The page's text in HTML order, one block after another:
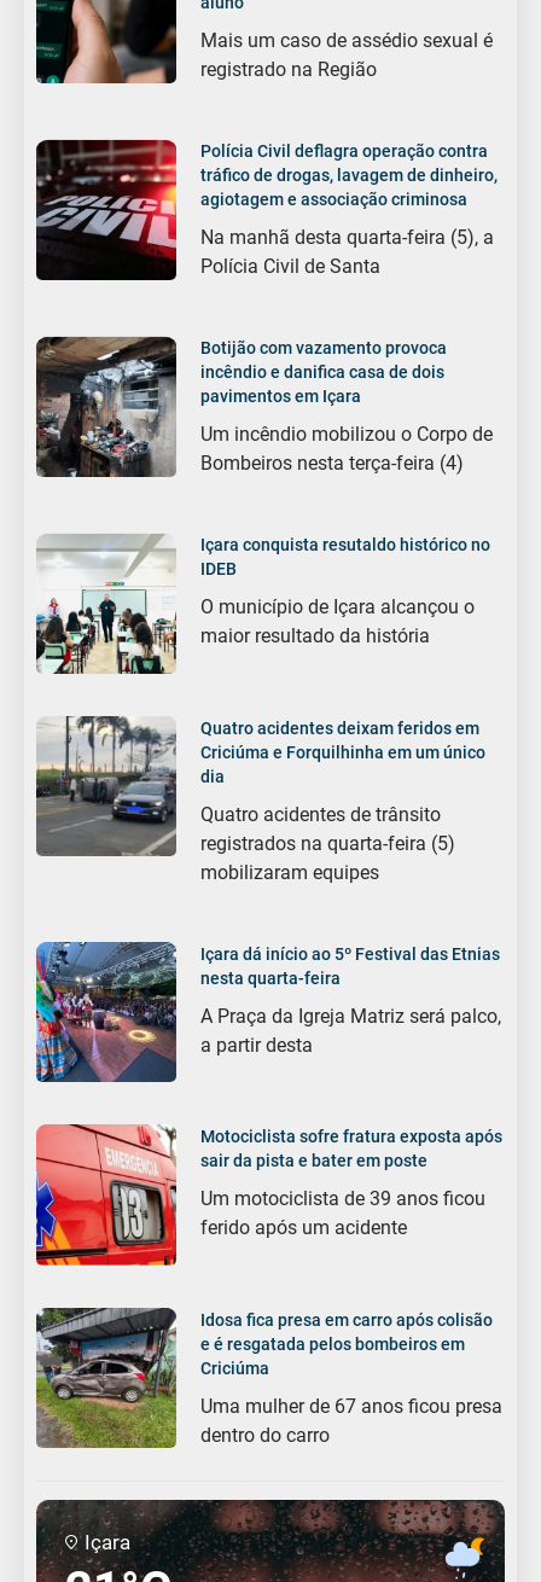
Mais um caso de assédio sexual é
registrado na Região
Polícia Civil deflagra operação contra
tráfico de drogas, lavagem de dinheiro,
agiotagem e associação criminosa
Na manhã desta quarta-feira (5), a
Polícia Civil de Santa
Botijão com vazamento provoca
incêndio e danifica casa de dois
pavimentos em Içara
Um incêndio mobilizou o Corpo de
Bombeiros nesta terça-feira (4)
Içara conquista resutaldo histórico no
IDEB
O município de Içara alcançou o
maior resultado da história
Quatro acidentes deixam feridos em
Criciúma e Forquilhinha em um único
dia
Quatro acidentes de trânsito
registrados na quarta-feira (5)
mobilizaram equipes
Içara dá início ao 5º Festival das Etnias
nesta quarta-feira
A Praça da Igreja Matriz será palco,
a partir desta
Motociclista sofre fratura exposta após
sair da pista e bater em poste
Um motociclista de 39 anos ficou
ferido após um acidente
Idosa fica presa em carro após colisão
e é resgatada pelos bombeiros em
Criciúma
Uma mulher de 67 anos ficou presa
dentro do carro
Içara